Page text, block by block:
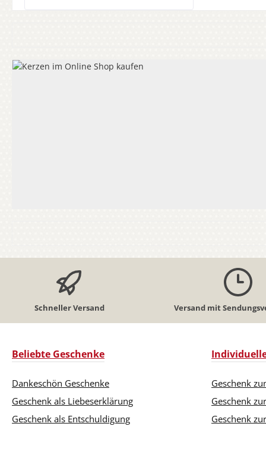
Schneller Versand Versand mit
Beliebte Geschenke
Dankeschön Geschenke
Geschenk als Liebeserklärung
Geschenk als Entschuldigung
Geschenk
Geschenk
Geschenk